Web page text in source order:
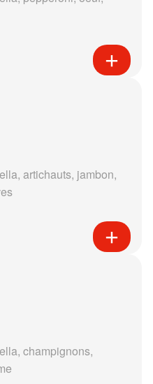
artichauts, jambon,
champignons,